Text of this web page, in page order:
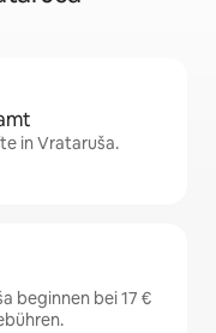
in Vrataruša.
beginnen bei 17 €